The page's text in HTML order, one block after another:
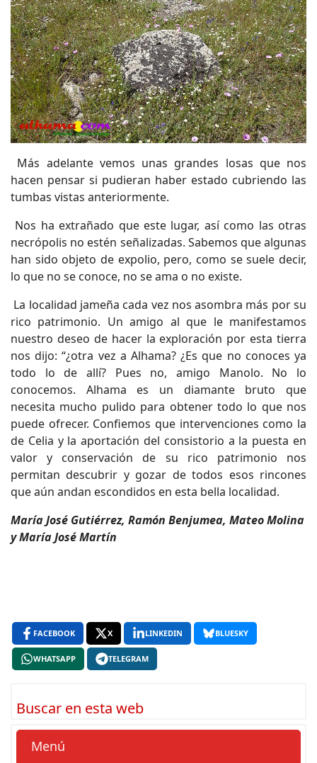
Más adelante vemos unas grandes losas que nos
hacen pensar si pudieran haber estado cubriendo las
tumbas vistas anteriormente.
Nos ha extrañado que este lugar, así como las otras
necrópolis no estén señalizadas. Sabemos que algunas
han sido objeto de expolio, pero, como se suele decir,
lo que no se conoce, no se ama o no existe.
La localidad jameña cada vez nos asombra más por su
rico patrimonio. Un amigo al que le manifestamos
nuestro deseo de hacer la exploración por esta tierra
nos dijo: “¿otra vez a Alhama? ¿Es que no conoces ya
todo lo de allí? Pues no, amigo Manolo. No lo
conocemos. Alhama es un diamante bruto que
necesita mucho pulido para obtener todo lo que nos
puede ofrecer. Confiemos que intervenciones como la
de Celia y la aportación del consistorio a la puesta en
valor y conservación de su rico patrimonio nos
permitan descubrir y gozar de todos esos rincones
que aún andan escondidos en esta bella localidad.
María José Gutiérrez, Ramón Benjumea, Mateo Molina
y María José Martín
FACEBOOK X LINKEDIN BLUESKY
WHATSAPP TELEGRAM
Buscar en esta web
Menú